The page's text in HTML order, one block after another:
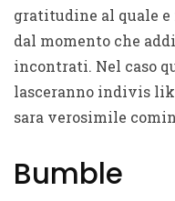
gratitudine al quale
dal momento che
incontrati. Nel caso
lasceranno indivis
sara verosimile
Bumble